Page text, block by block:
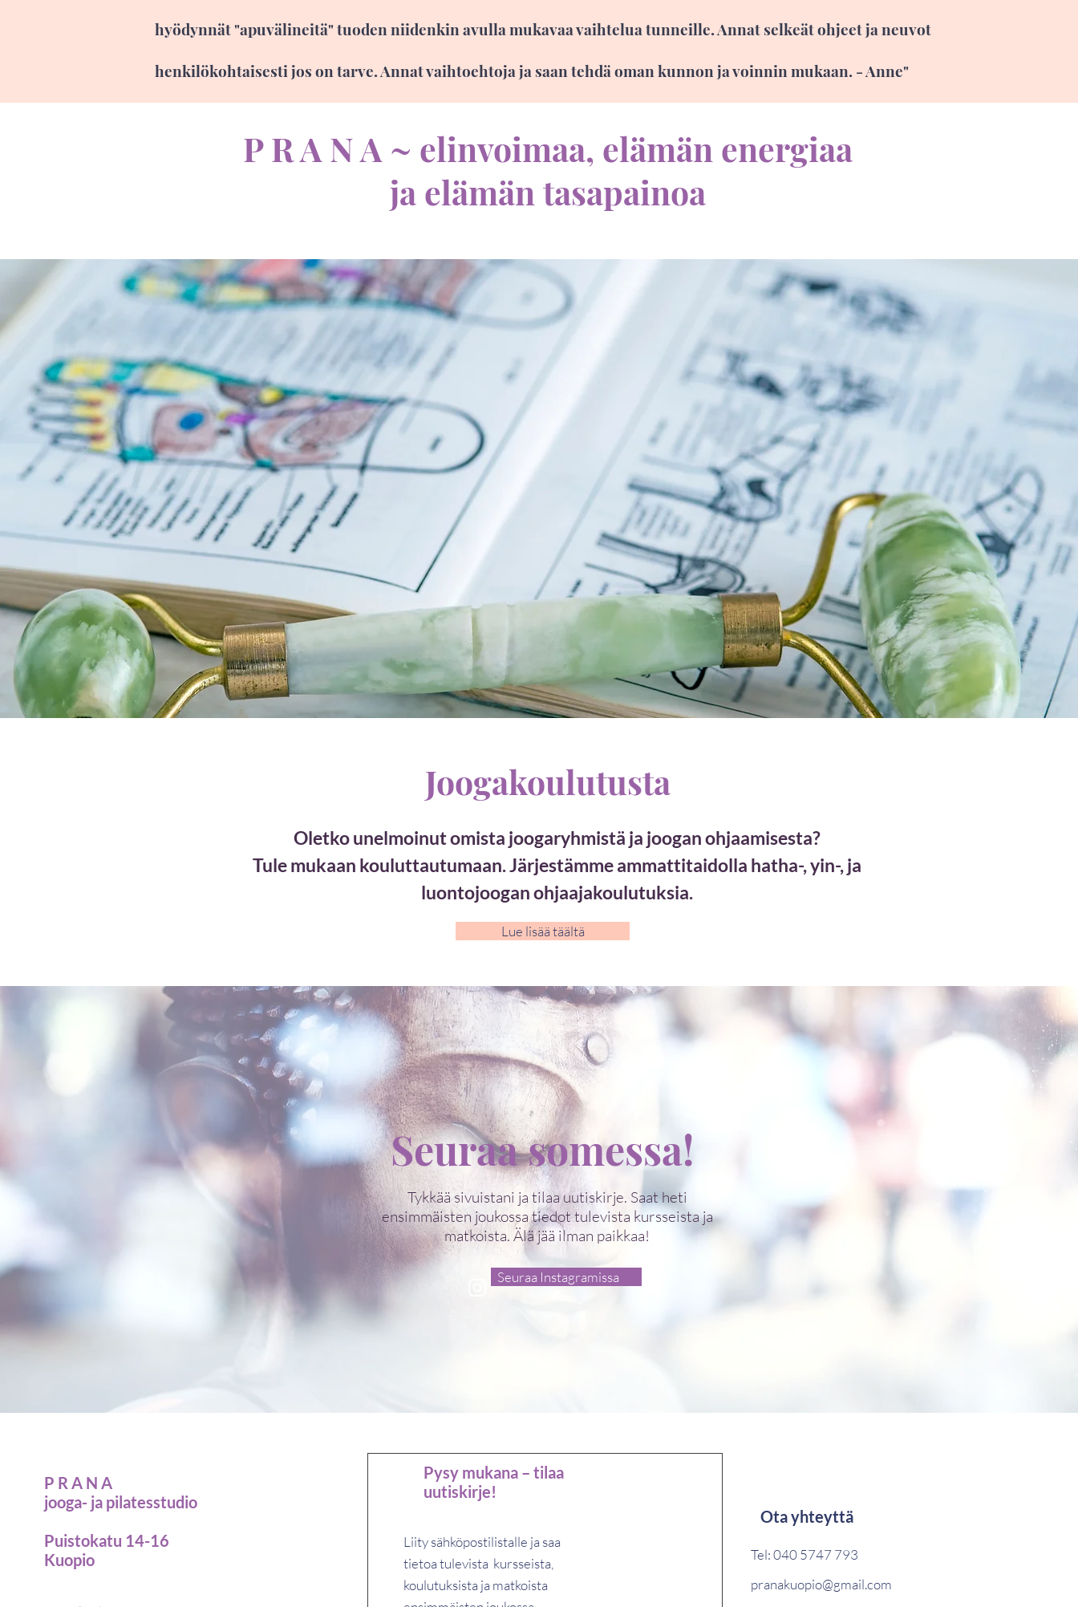
hyödynnät "apuvälineitä" tuoden niidenkin avulla mukavaa vaihtelua tunneille. Annat selkeät ohjeet ja neuvot
henkilökohtaisesti jos on tarve. Annat vaihtoehtoja ja saan tehdä oman kunnon ja voinnin mukaan. - Anne"
P R A N A ~ elinvoimaa, elämän energiaa
ja elämän tasapainoa
Joogakoulutusta
Oletko unelmoinut omista joogaryhmistä ja joogan ohjaamisesta?
Tule mukaan kouluttautumaan. Järjestämme ammattitaidolla hatha-, yin-, ja
luontojoogan ohjaajakoulutuksia.
Lue lisää täältä
Seuraa somessa!
Tykkää sivuistani ja tilaa uutiskirje. Saat heti
ensimmäisten joukossa tiedot tulevista kursseista ja
matkoista. Älä jää ilman paikkaa!
Seuraa Instagramissa
P R A N A
jooga- ja pilatesstudio
Puistokatu 14-16
Kuopio
Pysy mukana – tilaa
uutiskirje!
Liity sähköpostilistalle ja saa
tietoa tulevista kursseista,
koulutuksista ja matkoista
Ota yhteyttä
Tel: 040 5747 793
pranakuopio@gmail.com